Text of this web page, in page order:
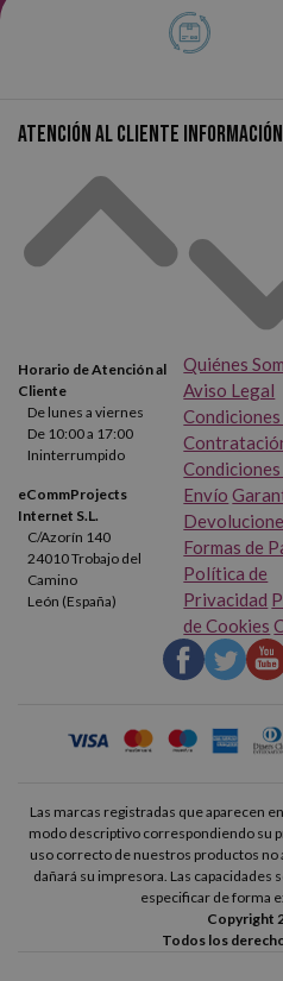
Atención al cliente
Horario de Atención al
Cliente
De lunes a viernes
De 10:00 a 17:00
Ininterrumpido
eCommProjects
Internet S.L.
C/Azorín 140
24010 Trobajo del
Camino
León (España)
Información
Quiénes
Aviso Legal
Condiciones
Condiciones
Envío
Formas de
Política de
Privacidad
de Cookies
Las marcas registradas que aparecen
modo descriptivo correspondiendo su
uso correcto de nuestros productos no
dañará su impresora. Las capacidades
especificar de forma
Copyright
Todos los